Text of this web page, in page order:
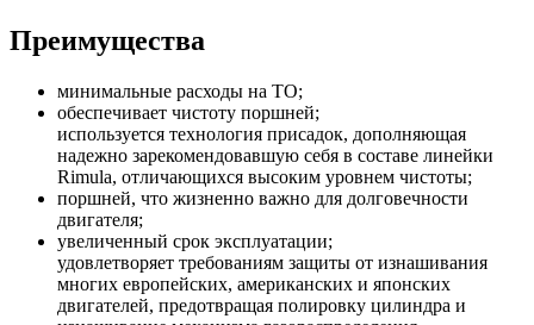
Преимущества
минимальные расходы на ТО;
обеспечивает чистоту поршней;
используется технология присадок, дополняющая
надежно зарекомендовавшую себя в составе линейки
Rimula, отличающихся высоким уровнем чистоты;
поршней, что жизненно важно для долговечности
двигателя;
увеличенный срок эксплуатации;
удовлетворяет требованиям защиты от изнашивания
многих европейских, американских и японских
двигателей, предотвращая полировку цилиндра и